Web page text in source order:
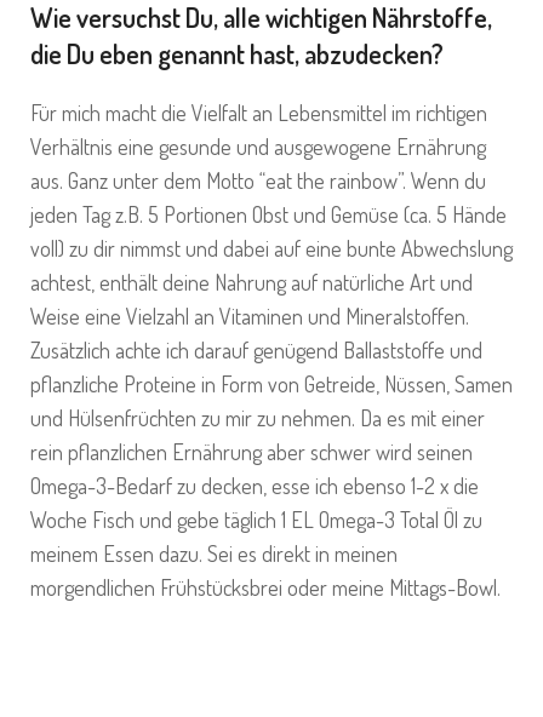
Wie versuchst Du, alle wichtigen Nährstoffe,
die Du eben genannt hast, abzudecken?
Für mich macht die Vielfalt an Lebensmittel im richtigen
Verhältnis eine gesunde und ausgewogene Ernährung
aus. Ganz unter dem Motto “eat the rainbow”. Wenn du
jeden Tag z.B. 5 Portionen Obst und Gemüse (ca. 5 Hände
voll) zu dir nimmst und dabei auf eine bunte Abwechslung
achtest, enthält deine Nahrung auf natürliche Art und
Weise eine Vielzahl an Vitaminen und Mineralstoffen.
Zusätzlich achte ich darauf genügend Ballaststoffe und
pflanzliche Proteine in Form von Getreide, Nüssen, Samen
und Hülsenfrüchten zu mir zu nehmen. Da es mit einer
rein pflanzlichen Ernährung aber schwer wird seinen
Omega-3-Bedarf zu decken, esse ich ebenso 1-2 x die
Woche Fisch und gebe täglich 1 EL Omega-3 Total Öl zu
meinem Essen dazu. Sei es direkt in meinen
morgendlichen Frühstücksbrei oder meine Mittags-Bowl.